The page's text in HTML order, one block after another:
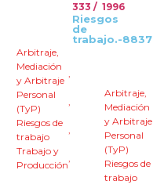
333 / 1996
Riesgos
de
trabajo.-8837
Arbitraje,
Mediación
y Arbitraje
,
Personal
(TyP)
,
Riesgos de
trabajo
,
Trabajo y
Producción
,
Arbitraje,
Mediación
y Arbitraje
Personal
(TyP)
Riesgos de
trabajo